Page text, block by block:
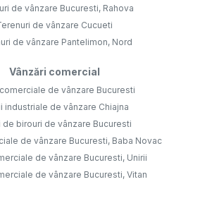
de vânzare Bucuresti, Rahova
de vânzare Cucueti
de vânzare Pantelimon, Nord
Vânzări comercial
de vânzare Bucuresti
industriale de vânzare Chiajna
de birouri de vânzare Bucuresti
de vânzare Bucuresti, Baba Novac
de vânzare Bucuresti, Unirii
de vânzare Bucuresti, Vitan